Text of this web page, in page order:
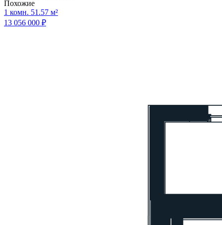
Похожие
1 комн. 51.57 м²
13 056 000 ₽